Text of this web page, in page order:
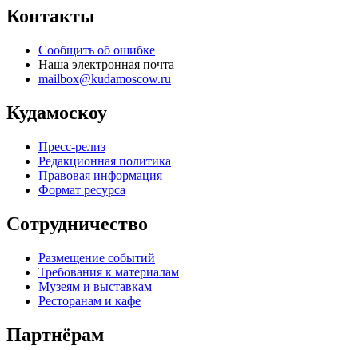
Контакты
Сообщить об ошибке
Наша электронная почта
mailbox@kudamoscow.ru
Кудамоскоу
Пресс-релиз
Редакционная политика
Правовая информация
Формат ресурса
Сотрудничество
Размещение событий
Требования к материалам
Музеям и выставкам
Ресторанам и кафе
Партнёрам